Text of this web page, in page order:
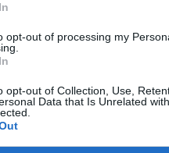
opt-out of processing my
opt-out of Collection, Use,
Data that Is Unrelated